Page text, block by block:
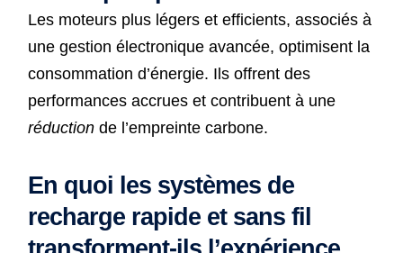
Les moteurs plus légers et efficients, associés à
une gestion électronique avancée, optimisent la
consommation d’énergie. Ils offrent des
performances accrues et contribuent à une
réductionde l’empreinte carbone.
En quoi les systèmes de
recharge rapide et sans fil